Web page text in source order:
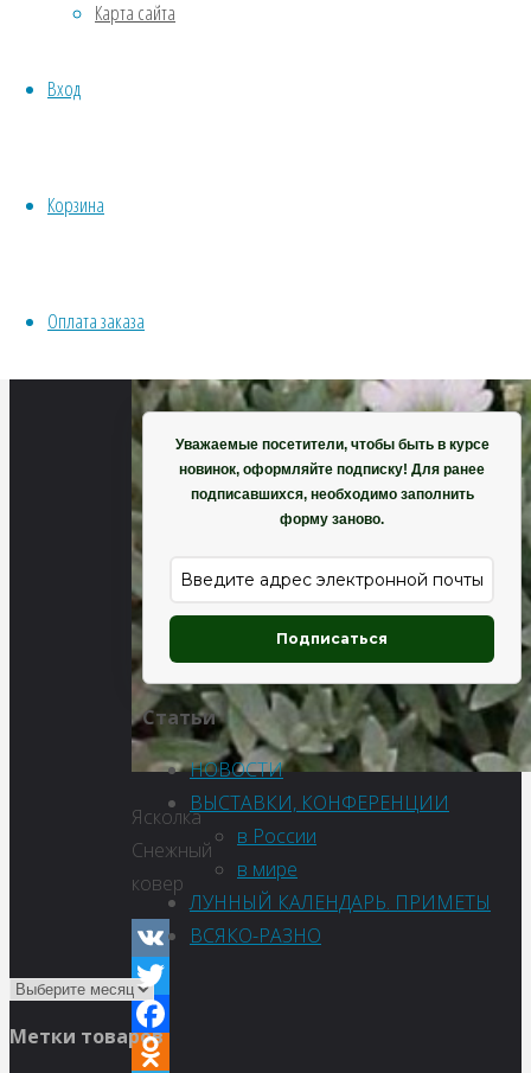
Карта сайта
Вход
Корзина
Оплата заказа
Ясколка
Снежный
ковер
VK
Twitter
Facebook
Хвойники
ИНСТРУМЕНТЫ, ОБОРУДОВАНИЕ
Уважаемые посетители, чтобы быть в курсе
новинок, оформляйте подписку! Для ранее
подписавшихся, необходимо заполнить
форму заново.
Подписаться
Статьи
НОВОСТИ
ВЫСТАВКИ, КОНФЕРЕНЦИИ
в России
в мире
ЛУННЫЙ КАЛЕНДАРЬ. ПРИМЕТЫ
ВСЯКО-РАЗНО
Метки товаров